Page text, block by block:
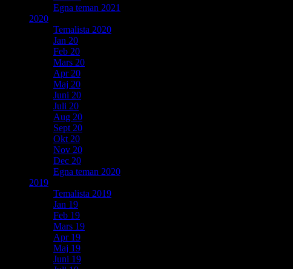
Egna teman 2021
2020
Temalista 2020
Jan 20
Feb 20
Mars 20
Apr 20
Maj 20
Juni 20
Juli 20
Aug 20
Sept 20
Okt 20
Nov 20
Dec 20
Egna teman 2020
2019
Temalista 2019
Jan 19
Feb 19
Mars 19
Apr 19
Maj 19
Juni 19